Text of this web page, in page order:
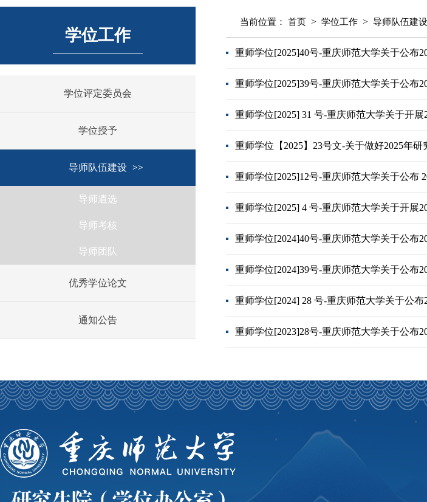
学位工作
学位评定委员会
学位授予
导师队伍建设
导师遴选
导师考核
导师团队
优秀学位论文
通知公告
当前位置： 首页 > 学位工作 > 导师队伍建设
重师学位[2025]40号-重庆师范大学关于公布
重师学位[2025]39号-重庆师范大学关于公布
重师学位[2025] 31 号-重庆师范大学关于开
重师学位【2025】23号文-关于做好2025年
重师学位[2025]12号-重庆师范大学关于公布
重师学位[2025] 4 号-重庆师范大学关于开展
重师学位[2024]40号-重庆师范大学关于公布
重师学位[2024]39号-重庆师范大学关于公布
重师学位[2024] 28 号-重庆师范大学关于公
重师学位[2023]28号-重庆师范大学关于公布